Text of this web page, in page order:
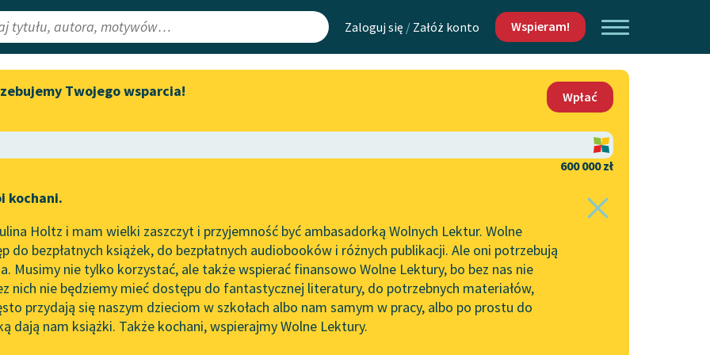
Zaloguj się / Załóż konto Wspieram!
Lektury
redakcyjne
Aktualności
„Prokurator Alicja Horn” do
literatury skandynawskiej
Spotkanie z Katarzyną Tunkiel
w Oslo
102. lata temu zmarł Joseph
Conrad
Mapa Wolnych Lektur
Leśmianator
API
OAI-PMH
Widget Wolnych Lektur
Kontakt
O projekcie
Zasady wykorzystania
Wolnych Lektur
Logotypy
Materiały promocyjne
Twojego wsparcia!
Wpłać
600 000 zł
kochani.
Holtz i mam wielki zaszczyt i przyjemność być ambasadorką Wolnych Lektur. Wolne
do bezpłatnych książek, do bezpłatnych audiobooków i różnych publikacji. Ale oni potrzebują
Musimy nie tylko korzystać, ale także wspierać finansowo Wolne Lektury, bo bez nas nie
nich nie będziemy mieć dostępu do fantastycznej literatury, do potrzebnych materiałów,
przydają się naszym dzieciom w szkołach albo nam samym w pracy, albo po prostu do
dają nam książki. Także kochani, wspierajmy Wolne Lektury.
Bolesław Prus✖